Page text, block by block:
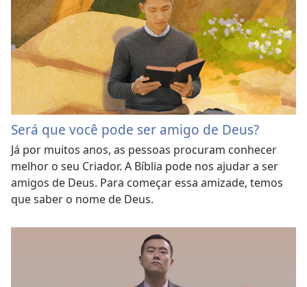
Será que você pode ser amigo de Deus?
Já por muitos anos, as pessoas procuram conhecer
melhor o seu Criador. A Bíblia pode nos ajudar a ser
amigos de Deus. Para começar essa amizade, temos
que saber o nome de Deus.